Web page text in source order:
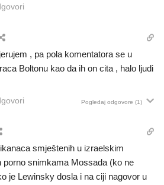
, pa pola komentatora se u
Boltonu kao da ih on cita , halo ljudi
Pogledaj odgovore (1)
smještenih u izraelskim
porno snimkama Mossada (ko ne
je Lewinsky dosla i na ciji nagovor u